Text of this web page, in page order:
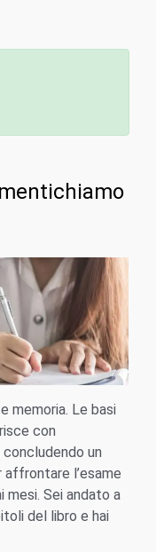
memoria. Le basi
con
concludendo un
l’esame
mesi. Sei andato a
del libro e hai